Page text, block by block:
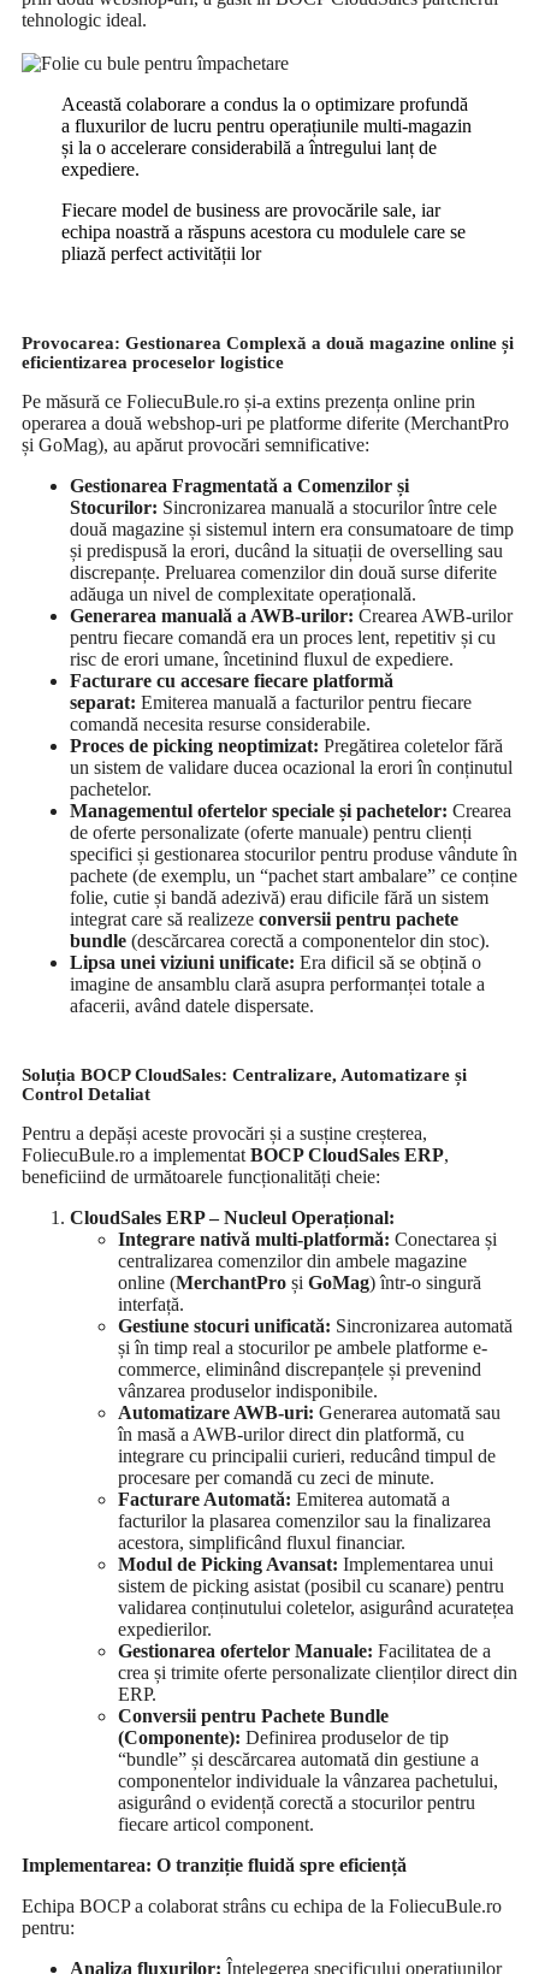
tehnologic ideal.
Această colaborare a condus la o optimizare profundă
a fluxurilor de lucru pentru operațiunile multi-magazin
și la o accelerare considerabilă a întregului lanț de
expediere.
Fiecare model de business are provocările sale, iar
echipa noastră a răspuns acestora cu modulele care se
pliază perfect activității lor
Provocarea: Gestionarea Complexă a două magazine online și
eficientizarea proceselor logistice
Pe măsură ce FoliecuBule.ro și-a extins prezența online prin
operarea a două webshop-uri pe platforme diferite (MerchantPro
și GoMag), au apărut provocări semnificative:
Gestionarea Fragmentată a Comenzilor și
Stocurilor: Sincronizarea manuală a stocurilor între cele
două magazine și sistemul intern era consumatoare de timp
și predispusă la erori, ducând la situații de overselling sau
discrepanțe. Preluarea comenzilor din două surse diferite
adăuga un nivel de complexitate operațională.
Generarea manuală a AWB-urilor: Crearea AWB-urilor
pentru fiecare comandă era un proces lent, repetitiv și cu
risc de erori umane, încetinind fluxul de expediere.
Facturare cu accesare fiecare platformă
separat: Emiterea manuală a facturilor pentru fiecare
comandă necesita resurse considerabile.
Proces de picking neoptimizat: Pregătirea coletelor fără
un sistem de validare ducea ocazional la erori în conținutul
pachetelor.
Managementul ofertelor speciale și pachetelor: Crearea
de oferte personalizate (oferte manuale) pentru clienți
specifici și gestionarea stocurilor pentru produse vândute în
pachete (de exemplu, un “pachet start ambalare” ce conține
folie, cutie și bandă adezivă) erau dificile fără un sistem
integrat care să realizeze conversii pentru pachete
bundle (descărcarea corectă a componentelor din stoc).
Lipsa unei viziuni unificate: Era dificil să se obțină o
imagine de ansamblu clară asupra performanței totale a
afacerii, având datele dispersate.
Soluția BOCP CloudSales: Centralizare, Automatizare și
Control Detaliat
Pentru a depăși aceste provocări și a susține creșterea,
FoliecuBule.ro a implementat BOCP CloudSales ERP,
beneficiind de următoarele funcționalități cheie:
CloudSales ERP – Nucleul Operațional:
Integrare nativă multi-platformă: Conectarea și
centralizarea comenzilor din ambele magazine
online (MerchantPro și GoMag) într-o singură
interfață.
Gestiune stocuri unificată: Sincronizarea automată
și în timp real a stocurilor pe ambele platforme e-
commerce, eliminând discrepanțele și prevenind
vânzarea produselor indisponibile.
Automatizare AWB-uri: Generarea automată sau
în masă a AWB-urilor direct din platformă, cu
integrare cu principalii curieri, reducând timpul de
procesare per comandă cu zeci de minute.
Facturare Automată: Emiterea automată a
facturilor la plasarea comenzilor sau la finalizarea
acestora, simplificând fluxul financiar.
Modul de Picking Avansat: Implementarea unui
sistem de picking asistat (posibil cu scanare) pentru
validarea conținutului coletelor, asigurând acuratețea
expedierilor.
Gestionarea ofertelor Manuale: Facilitatea de a
crea și trimite oferte personalizate clienților direct din
ERP.
Conversii pentru Pachete Bundle
(Componente): Definirea produselor de tip
“bundle” și descărcarea automată din gestiune a
componentelor individuale la vânzarea pachetului,
asigurând o evidență corectă a stocurilor pentru
fiecare articol component.
Implementarea: O tranziție fluidă spre eficiență
Echipa BOCP a colaborat strâns cu echipa de la FoliecuBule.ro
pentru:
Analiza fluxurilor: Înțelegerea specificului operațiunilor